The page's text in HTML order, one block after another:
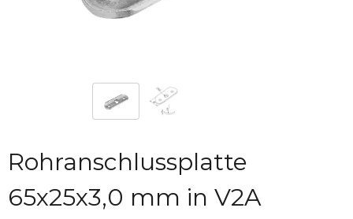
Rohranschlussplatte
65x25x3,0 mm in V2A